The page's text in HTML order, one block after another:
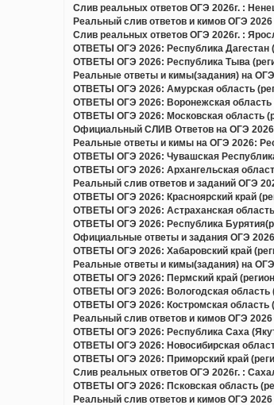
Слив реальных ответов ОГЭ 2026г. :
Реальный слив ответов и кимов ОГЭ
Слив реальных ответов ОГЭ 2026г. :
ОТВЕТЫ ОГЭ 2026: Республика Дагестан
ОТВЕТЫ ОГЭ 2026: Республика Тыва
Реальные ответы и кимы(задания) на
ОТВЕТЫ ОГЭ 2026: Амурская область
ОТВЕТЫ ОГЭ 2026: Воронежская область
ОТВЕТЫ ОГЭ 2026: Московская область
Официальный СЛИВ Ответов на ОГЭ 2026
Реальные ответы и кимы на ОГЭ 2026:
ОТВЕТЫ ОГЭ 2026: Чувашская
ОТВЕТЫ ОГЭ 2026: Архангельская
Реальный слив ответов и заданий ОГЭ
ОТВЕТЫ ОГЭ 2026: Красноярский край
ОТВЕТЫ ОГЭ 2026: Астраханская область
ОТВЕТЫ ОГЭ 2026: Республика
Официальные ответы и задания ОГЭ
ОТВЕТЫ ОГЭ 2026: Хабаровский край
Реальные ответы и кимы(задания) на
ОТВЕТЫ ОГЭ 2026: Пермский край
ОТВЕТЫ ОГЭ 2026: Вологодская область
ОТВЕТЫ ОГЭ 2026: Костромская область
Реальный слив ответов и кимов ОГЭ 2026
ОТВЕТЫ ОГЭ 2026: Республика Саха
ОТВЕТЫ ОГЭ 2026: Новосибирская
ОТВЕТЫ ОГЭ 2026: Приморский край
Слив реальных ответов ОГЭ 2026г. :
ОТВЕТЫ ОГЭ 2026: Псковская область
Реальный слив ответов и кимов ОГЭ 2026